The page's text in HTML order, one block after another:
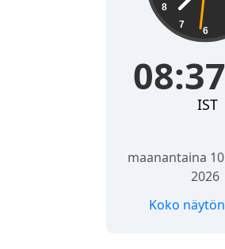
6
7
8
IST
maanantaina
2026
Koko